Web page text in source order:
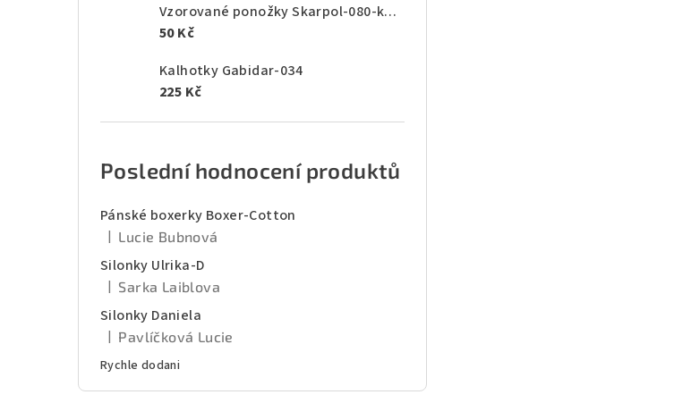
Vzorované ponožky Skarpol-080-kaktus
50 Kč
Kalhotky Gabidar-034
225 Kč
Poslední hodnocení produktů
Pánské boxerky Boxer-Cotton
Hodnocení produktu je 5 z 5 hvězdiček.
| Lucie Bubnová
Silonky Ulrika-D
Hodnocení produktu je 5 z 5 hvězdiček.
| Sarka Laiblova
Silonky Daniela
Hodnocení produktu je 5 z 5 hvězdiček.
| Pavlíčková Lucie
Rychle dodani